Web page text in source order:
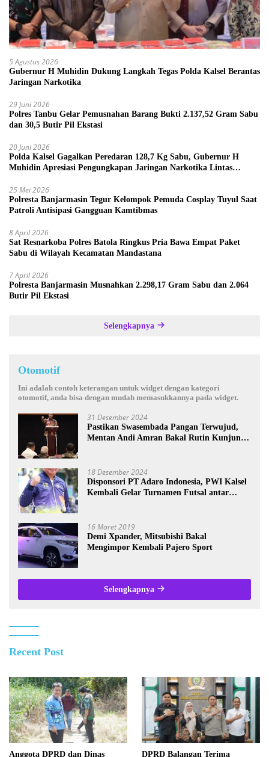
5 Agustus 2026
Gubernur H Muhidin Dukung Langkah Tegas Polda Kalsel Berantas
Jaringan Narkotika
29 Juni 2026
Polres Tanbu Gelar Pemusnahan Barang Bukti 2.137,52 Gram Sabu
dan 30,5 Butir Pil Ekstasi
20 Juni 2026
Polda Kalsel Gagalkan Peredaran 128,7 Kg Sabu, Gubernur H
Muhidin Apresiasi Pengungkapan Jaringan Narkotika Lintas
25 Mei 2026
Polresta Banjarmasin Tegur Kelompok Pemuda Cosplay Tuyul Saat
Patroli Antisipasi Gangguan Kamtibmas
8 April 2026
Sat Resnarkoba Polres Batola Ringkus Pria Bawa Empat Paket
Sabu di Wilayah Kecamatan Mandastana
7 April 2026
Polresta Banjarmasin Musnahkan 2.298,17 Gram Sabu dan 2.064
Butir Pil Ekstasi
Selengkapnya
Otomotif
Ini adalah contoh keterangan untuk widget dengan kategori
otomotif, anda bisa dengan mudah memasukkannya pada widget.
31 Desember 2024
Pastikan Swasembada Pangan Terwujud,
Mentan Andi Amran Bakal Rutin Kunjungi
18 Desember 2024
Disponsori PT Adaro Indonesia, PWI Kalsel
Kembali Gelar Turnamen Futsal antar
16 Maret 2019
Demi Xpander, Mitsubishi Bakal
Mengimpor Kembali Pajero Sport
Selengkapnya
Recent Post
Anggota DPRD dan Dinas
DPRD Balangan Terima